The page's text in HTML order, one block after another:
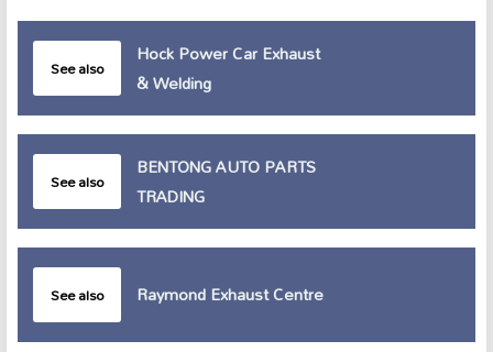
See also
Hock Power Car Exhaust
& Welding
See also
BENTONG AUTO PARTS
TRADING
See also Raymond Exhaust Centre